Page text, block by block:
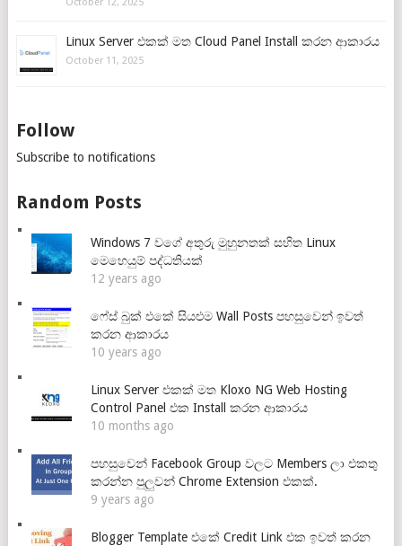
October 12, 2025
Linux Server එකක් මත Cloud Panel Install කරන ආකාරය
October 11, 2025
Follow
Subscribe to notifications
Random Posts
Windows 7 වගේ අතුරු මුහුනතක් සහිත Linux
මෙහෙයුම් පද්ධතියක්
12 years ago
ෆේස් බුක් එකේ සියළුම Wall Posts පහසුවෙන් ඉවත්
කරන ආකාරය
10 years ago
Linux Server එකක් මත Kloxo NG Web Hosting
Control Panel එක Install කරන ආකාරය
10 months ago
පහසුවෙන් Facebook Group වලට Members ලා එකතු
කරන්න පුලුවන් Chrome Extension එකක්.
9 years ago
Blogger Template එකේ Credit Link එක ඉවත් කරන